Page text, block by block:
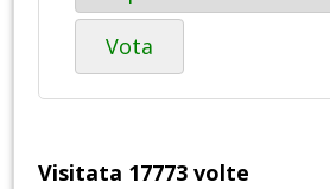
Vota
Visitata 17773 volte